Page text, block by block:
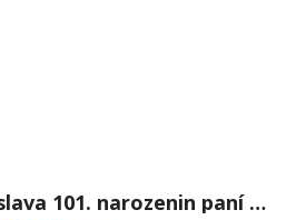
Oslava 101. narozenin paní Věry Skořepové